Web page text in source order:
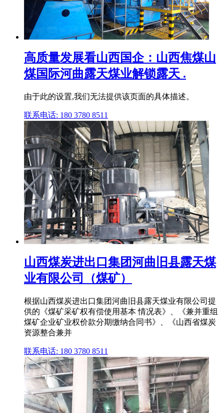
高质量发展看山西国企：山西焦煤山
煤国际河曲露天煤业解锁露天 .
由于此的设置,我们无法提供该页面的具体描述。
联系电话: 180 3780 8511
山西煤炭进出口集团河曲旧县露天煤
业有限公司（煤矿）
根据山西煤炭进出口集团河曲旧县露天煤业有限公司提
供的《煤矿采矿权有偿使用基本 情况表》、《兼并重组
煤矿企业矿业权价款分期缴纳合同书》、《山西省煤炭
资源整合兼并
联系电话: 180 3780 8511